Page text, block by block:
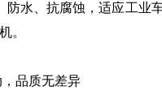
、抗腐蚀，适应工业车
。
品质无差异